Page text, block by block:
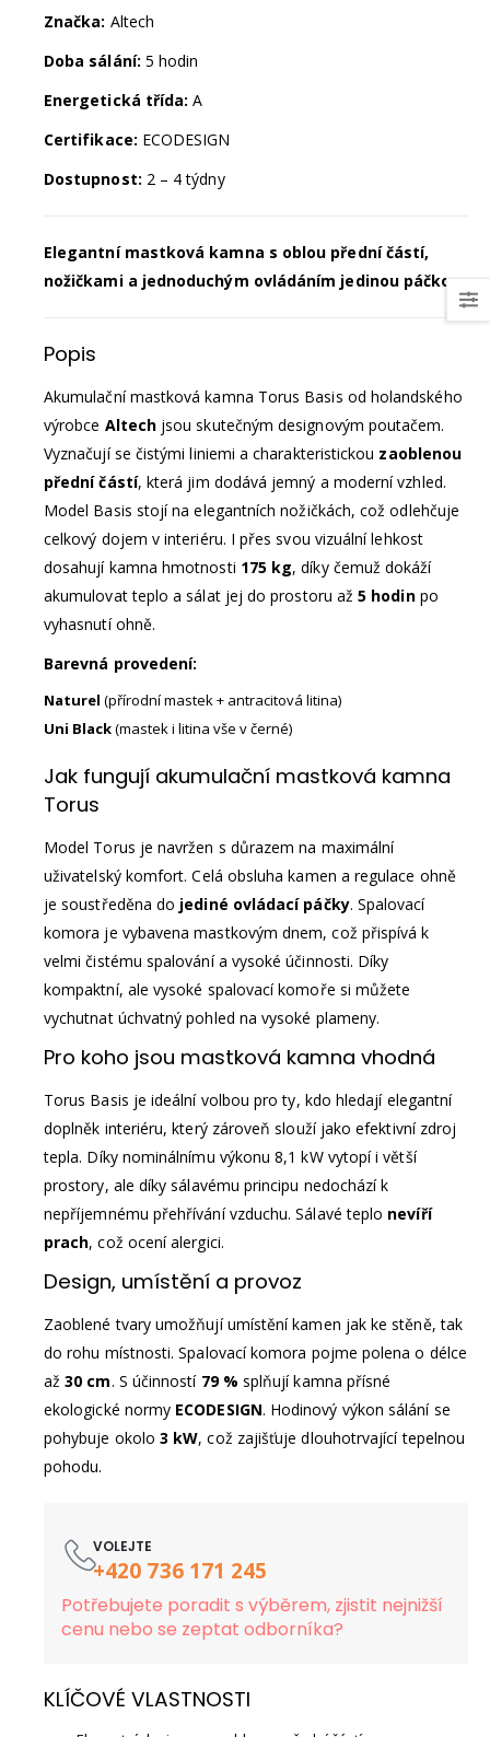
Značka: Altech
Doba sálání: 5 hodin
Energetická třída: A
Certifikace: ECODESIGN
Dostupnost: 2 – 4 týdny
Elegantní mastková kamna s oblou přední částí,
nožičkami a jednoduchým ovládáním jedinou páčkou.
Popis
Akumulační mastková kamna Torus Basis od holandského
výrobce Altechjsou skutečným designovým poutačem.
Vyznačují se čistými liniemi a charakteristickou zaoblenou
přední částí, která jim dodává jemný a moderní vzhled.
Model Basis stojí na elegantních nožičkách, což odlehčuje
celkový dojem v interiéru. I přes svou vizuální lehkost
dosahují kamna hmotnosti 175 kg, díky čemuž dokáží
akumulovat teplo a sálat jej do prostoru až5 hodinpo
vyhasnutí ohně.
Barevná provedení:
Naturel (přírodní mastek + antracitová litina)
Uni Black(mastek i litina vše v černé)
Jak fungují akumulační mastková kamna
Torus
Model Torus je navržen s důrazem na maximální
uživatelský komfort. Celá obsluha kamen a regulace ohně
je soustředěna do jediné ovládací páčky. Spalovací
komora je vybavena mastkovým dnem, což přispívá k
velmi čistému spalování a vysoké účinnosti. Díky
kompaktní, ale vysoké spalovací komoře si můžete
vychutnat úchvatný pohled na vysoké plameny.
Pro koho jsou mastková kamna vhodná
Torus Basis je ideální volbou pro ty, kdo hledají elegantní
doplněk interiéru, který zároveň slouží jako efektivní zdroj
tepla. Díky nominálnímu výkonu 8,1 kW vytopí i větší
prostory, ale díky sálavému principu nedochází k
nepříjemnému přehřívání vzduchu. Sálavé teplo nevíří
prach, což ocení alergici.
Design, umístění a provoz
Zaoblené tvary umožňují umístění kamen jak ke stěně, tak
do rohu místnosti. Spalovací komora pojme polena o délce
až30 cm. S účinností 79 % splňují kamna přísné
ekologické normy ECODESIGN. Hodinový výkon sálání se
pohybuje okolo3 kW, což zajišťuje dlouhotrvající tepelnou
pohodu.
VOLEJTE
+420 736 171 245
Potřebujete poradit s výběrem, zjistit nejnižší
cenu nebo se zeptat odborníka?
KLÍČOVÉ VLASTNOSTI